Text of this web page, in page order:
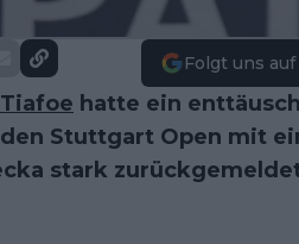
Folgt uns auf
hatte ein
Stuttgart Open mit
stark